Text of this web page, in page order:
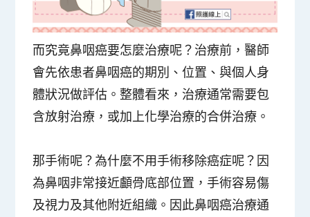
而究竟鼻咽癌要怎麼治療呢？治療前，醫師
會先依患者鼻咽癌的期別、位置、與個人身
體狀況做評估。整體看來，治療通常需要包
含放射治療，或加上化學治療的合併治療。
那手術呢？為什麼不用手術移除癌症呢？因
為鼻咽非常接近顱骨底部位置，手術容易傷
及視力及其他附近組織。因此鼻咽癌治療通